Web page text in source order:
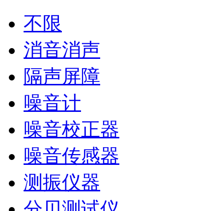
不限
消音消声
隔声屏障
噪音计
噪音校正器
噪音传感器
测振仪器